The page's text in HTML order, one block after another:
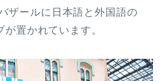
ザールに日本語と外国語の
置かれています。